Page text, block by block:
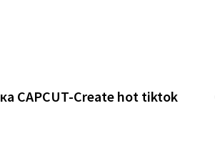
CAPCUT-Create hot tiktok